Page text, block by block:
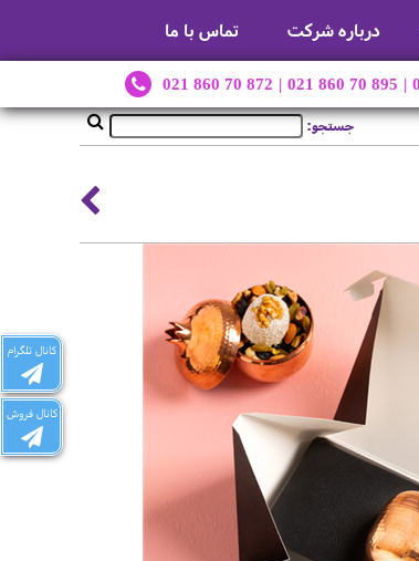
درباره شرکت تماس با ما
021 860 70 872 | 021 860 70 895 |
کانال تلگرام
کانال فروش
جستجو: